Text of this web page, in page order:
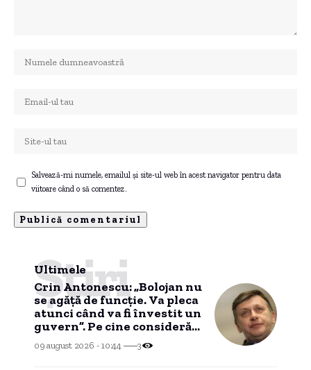
Salvează-mi numele, emailul și site-ul web în acest navigator pentru data
viitoare când o să comentez.
Ultimele
Știri
Crin Antonescu: „Bolojan nu
se agăță de funcție. Va pleca
atunci când va fi învestit un
guvern”. Pe cine consideră
că ar putea fi premier
09 august 2026 - 10:44 3